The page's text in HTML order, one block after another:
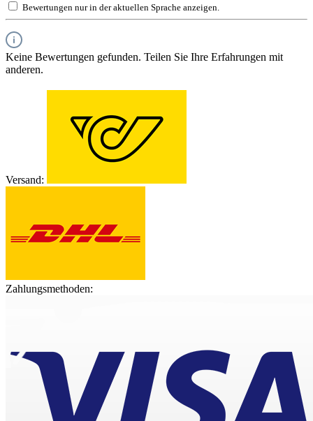
Bewertungen nur in der aktuellen Sprache anzeigen.
Keine Bewertungen gefunden. Teilen Sie Ihre Erfahrungen mit
anderen.
Versand:
Zahlungsmethoden: